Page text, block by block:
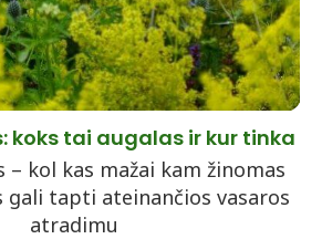
koks tai augalas ir kur tinka
kol kas mažai kam žinomas
gali tapti ateinančios vasaros
atradimu